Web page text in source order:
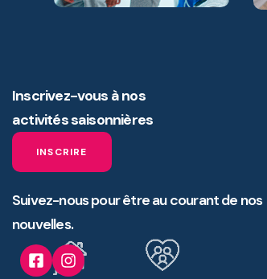
Inscrivez-vous à nos
activités saisonnières
INSCRIRE
Suivez-nous pour être au courant de nos
nouvelles.